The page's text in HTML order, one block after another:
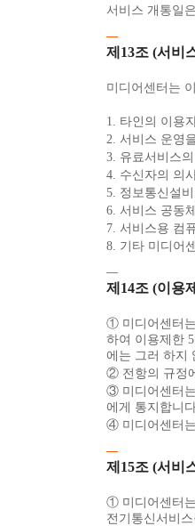
서비스 개통일
제13조 (서비
미디어센터는
1. 타인의 이용
2. 서비스 운영
3. 유료서비스
4. 수신자의 의
5. 정보통신설
6. 서비스 공동
7. 서비스용 컴
8. 기타 미디어
제14조 (이용
① 미디어센터
하여 이용제한
에는 그러 하지
② 전항의 규정
③ 미디어센터
에게 통지합니
④ 미디어센터
제15조 (서비
① 미디어센터
전기통신서비